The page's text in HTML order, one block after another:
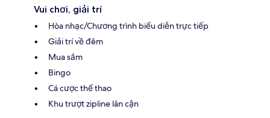
Vui chơi, giải trí
Hòa nhạc/Chương trình biểu diễn trực tiếp
Giải trí về đêm
Mua sắm
Bingo
Cá cược thể thao
Khu trượt zipline lân cận